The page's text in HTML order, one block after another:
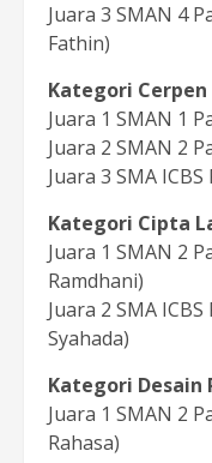
Juara 3 SMAN 4
Fathin)
Kategori Cerpen
Juara 1 SMAN 1
Juara 2 SMAN 2
Juara 3 SMA
Kategori Cipta
Juara 1 SMAN 2
Ramdhani)
Juara 2 SMA
Syahada)
Kategori Desain
Juara 1 SMAN 2
Rahasa)